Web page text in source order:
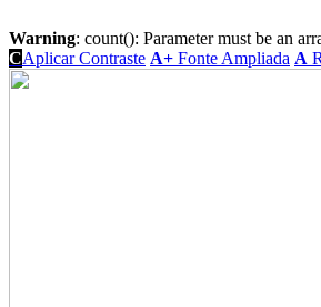
Warning: count(): Parameter must be an
CAplicar Contraste A+ Fonte Ampliada A